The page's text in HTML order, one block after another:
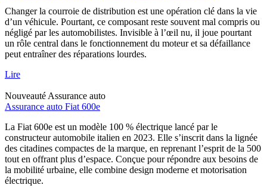
Changer la courroie de distribution est une opération clé dans la vie
d’un véhicule. Pourtant, ce composant reste souvent mal compris ou
négligé par les automobilistes. Invisible à l’œil nu, il joue pourtant
un rôle central dans le fonctionnement du moteur et sa défaillance
peut entraîner des réparations lourdes.
Lire
Nouveauté Assurance auto
Assurance auto Fiat 600e
La Fiat 600e est un modèle 100 % électrique lancé par le
constructeur automobile italien en 2023. Elle s’inscrit dans la lignée
des citadines compactes de la marque, en reprenant l’esprit de la 500
tout en offrant plus d’espace. Conçue pour répondre aux besoins de
la mobilité urbaine, elle combine design moderne et motorisation
électrique.